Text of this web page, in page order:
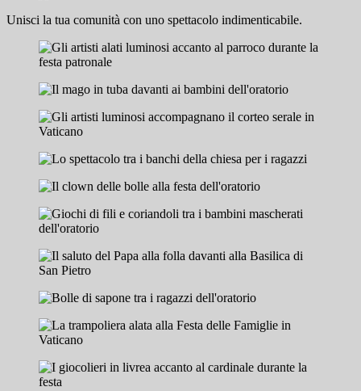
Unisci la tua comunità con uno spettacolo indimenticabile.